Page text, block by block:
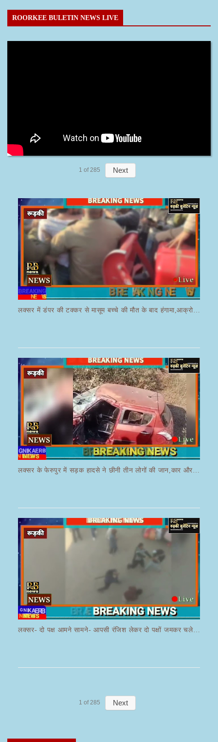
ROORKEE BULETIN NEWS LIVE
1 of 285 Next
लक्सर में डंपर की टक्कर से मासूम बच्चे की मौत के बाद हंगामा,आक्रोशित भीड़ ने डंपर चालक की करी पिटाई
लक्सर- दो पक्ष आमने सामने- आपसी रंजिश लेकर दो पक्षों जमकर चले लाठी डंडे का वीडियो जमकर हो रहा वायरल
1 of 285 Next